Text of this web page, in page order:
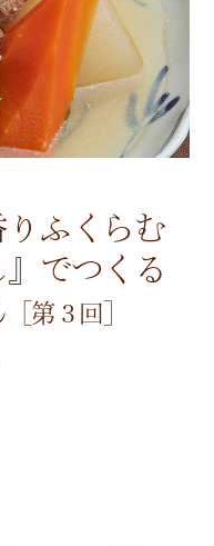
ふくらむ
でつくる
［第３回］